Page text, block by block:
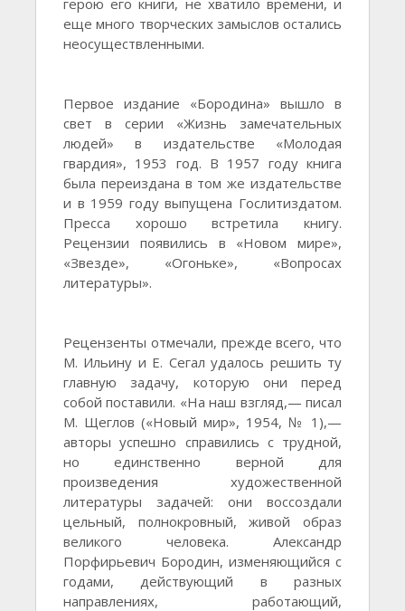
герою его книги, не хватило времени, и
еще много творческих замыслов остались
неосуществленными.
Первое издание «Бородина» вышло в
свет в серии «Жизнь замечательных
людей» в издательстве «Молодая
гвардия», 1953 год. В 1957 году книга
была переиздана в том же издательстве
и в 1959 году выпущена Гослитиздатом.
Пресса хорошо встретила книгу.
Рецензии появились в «Новом мире»,
«Звезде», «Огоньке», «Вопросах
литературы».
Рецензенты отмечали, прежде всего, что
М. Ильину и Е. Сегал удалось решить ту
главную задачу, которую они перед
собой поставили. «На наш взгляд,— писал
М. Щеглов («Новый мир», 1954, № 1),—
авторы успешно справились с трудной,
но единственно верной для
произведения художественной
литературы задачей: они воссоздали
цельный, полнокровный, живой образ
великого человека. Александр
Порфирьевич Бородин, изменяющийся с
годами, действующий в разных
направлениях, работающий,